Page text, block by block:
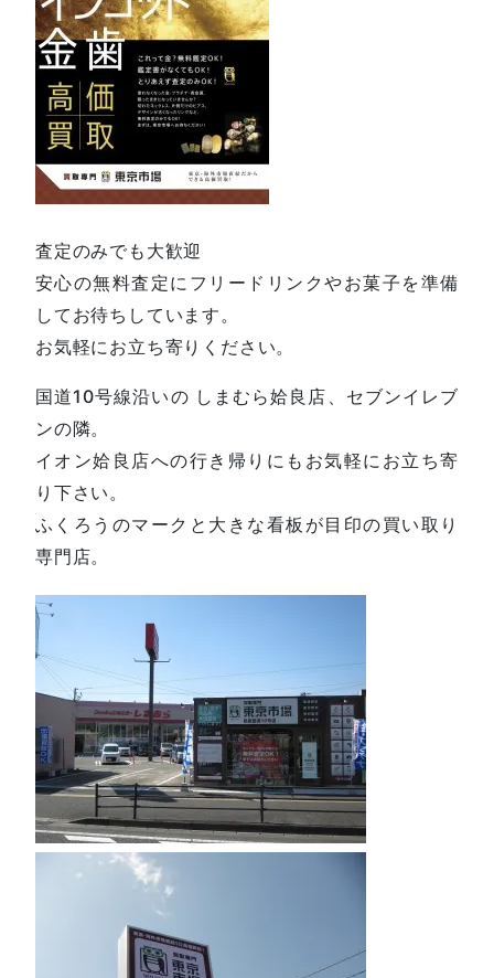
査定のみでも大歓迎
安心の無料査定にフリードリンクやお菓子を準備
してお待ちしています。
お気軽にお立ち寄りください。
国道10号線沿いの しまむら姶良店、セブンイレブ
ンの隣。
イオン姶良店への行き帰りにもお気軽にお立ち寄
り下さい。
ふくろうのマークと大きな看板が目印の買い取り
専門店。